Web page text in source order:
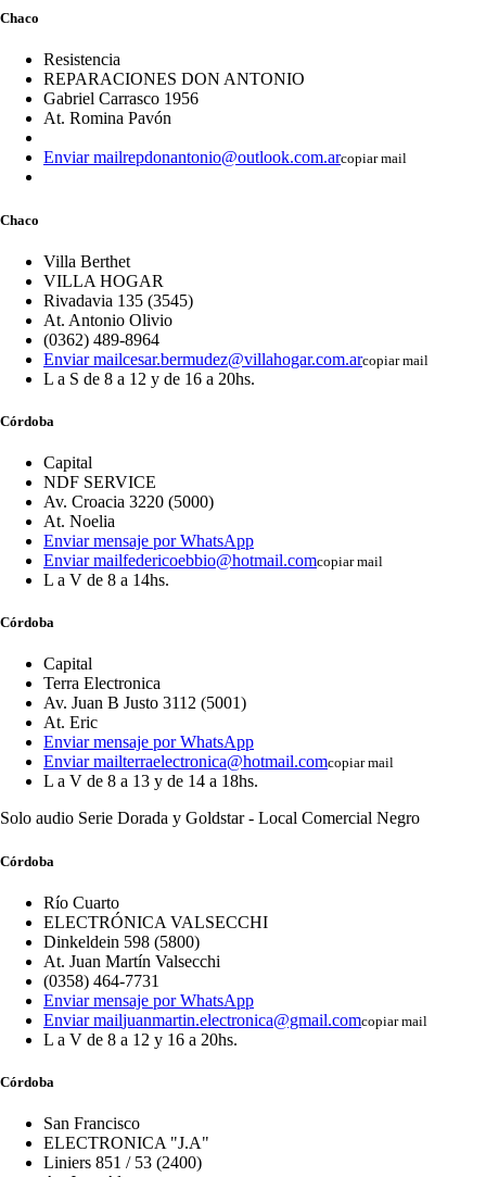
Chaco
Resistencia
REPARACIONES DON ANTONIO
Gabriel Carrasco 1956
At. Romina Pavón
Enviar mailrepdonantonio@outlook.com.arcopiar mail
Chaco
Villa Berthet
VILLA HOGAR
Rivadavia 135 (3545)
At. Antonio Olivio
(0362) 489-8964
Enviar mailcesar.bermudez@villahogar.com.arcopiar mail
L a S de 8 a 12 y de 16 a 20hs.
Córdoba
Capital
NDF SERVICE
Av. Croacia 3220 (5000)
At. Noelia
Enviar mensaje por WhatsApp
Enviar mailfedericoebbio@hotmail.comcopiar mail
L a V de 8 a 14hs.
Córdoba
Capital
Terra Electronica
Av. Juan B Justo 3112 (5001)
At. Eric
Enviar mensaje por WhatsApp
Enviar mailterraelectronica@hotmail.comcopiar mail
L a V de 8 a 13 y de 14 a 18hs.
Solo audio Serie Dorada y Goldstar - Local Comercial Negro
Córdoba
Río Cuarto
ELECTRÓNICA VALSECCHI
Dinkeldein 598 (5800)
At. Juan Martín Valsecchi
(0358) 464-7731
Enviar mensaje por WhatsApp
Enviar mailjuanmartin.electronica@gmail.comcopiar mail
L a V de 8 a 12 y 16 a 20hs.
Córdoba
San Francisco
ELECTRONICA "J.A"
Liniers 851 / 53 (2400)